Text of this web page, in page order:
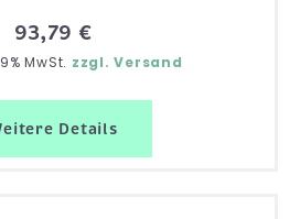
93,79 €
MwSt. zzgl. Versand
Details